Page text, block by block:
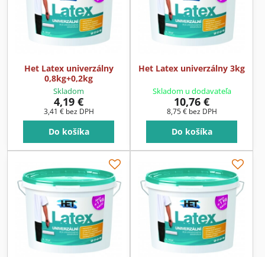
Het Latex univerzálny
0,8kg+0,2kg
Skladom
4,19 €
3,41 € bez DPH
Do košíka
Het Latex univerzálny 3kg
Skladom u dodavateľa
10,76 €
8,75 € bez DPH
Do košíka